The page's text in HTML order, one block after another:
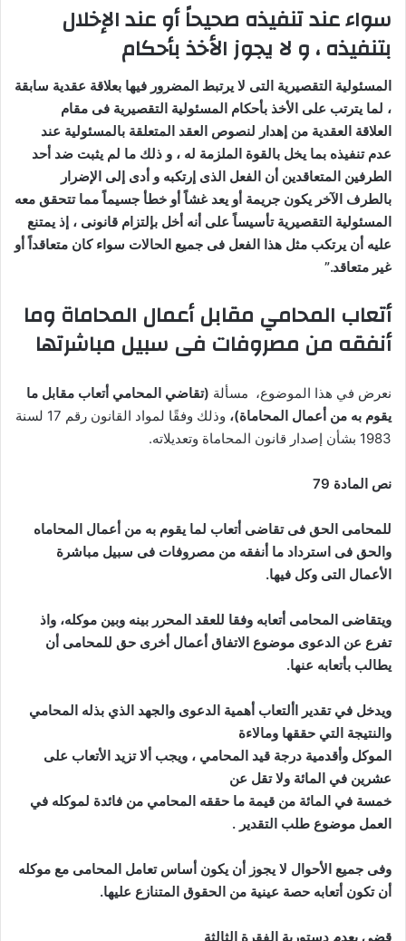
سواء عند تنفيذه صحيحاً أو عند الإخلال
بتنفيذه ، و لا يجوز الأخذ بأحكام
المسئولية التقصيرية التى لا يرتبط المضرور فيها بعلاقة عقدية سابقة
، لما يترتب على الأخذ بأحكام المسئولية التقصيرية فى مقام
العلاقة العقدية من إهدار لنصوص العقد المتعلقة بالمسئولية عند
عدم تنفيذه بما يخل بالقوة الملزمة له ، و ذلك ما لم يثبت ضد أحد
الطرفين المتعاقدين أن الفعل الذى إرتكبه و أدى إلى الإضرار
بالطرف الآخر يكون جريمة أو يعد غشاً أو خطأ جسيماً مما تتحقق معه
المسئولية التقصيرية تأسيساً على أنه أخل بإلتزام قانونى ، إذ يمتنع
عليه أن يرتكب مثل هذا الفعل فى جميع الحالات سواء كان متعاقداً أو
غير متعاقد.”
أتعاب المحامي مقابل أعمال المحاماة وما
أنفقه من مصروفات فى سبيل مباشرتها
نعرض في هذا الموضوع، مسألة (تقاضي المحامي أتعاب مقابل ما
يقوم به من أعمال المحاماة)،
وذلك وفقًا لمواد القانون رقم 17 لسنة
1983 بشأن إصدار قانون المحاماة وتعديلاته.
نص المادة 79
للمحامى الحق فى تقاضى أتعاب لما يقوم به من أعمال المحاماه
والحق فى استرداد ما أنفقه من مصروفات فى سبيل مباشرة
الأعمال التى وكل فيها.
ويتقاضى المحامى أتعابه وفقا للعقد المحرر بينه وبين موكله، واذ
تفرع عن الدعوى موضوع الاتفاق أعمال أخرى حق للمحامى أن
يطالب بأتعابه عنها.
ويدخل في تقدير األتعاب أهمية الدعوى والجهد الذي بذله المحامي
والنتيجة التي حققها ومالاءة
الموكل وأقدمية درجة قيد المحامي ، ويجب ألا تزيد الأتعاب على
عشرين في المائة ولا تقل عن
خمسة في المائة من قيمة ما حققه المحامي من فائدة لموكله في
العمل موضوع طلب التقدير .
وفى جميع الأحوال لا يجوز أن يكون أساس تعامل المحامى مع موكله
أن تكون أتعابه حصة عينية من الحقوق المتنازع عليها.
قضي بعدم دستورية الفقرة الثالثة